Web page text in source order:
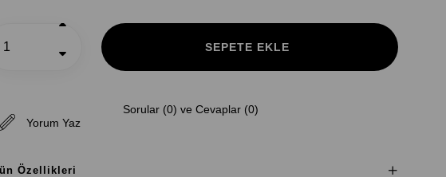
Yorum Yaz
Sorular (0) ve Cevaplar (0)
Özellikleri